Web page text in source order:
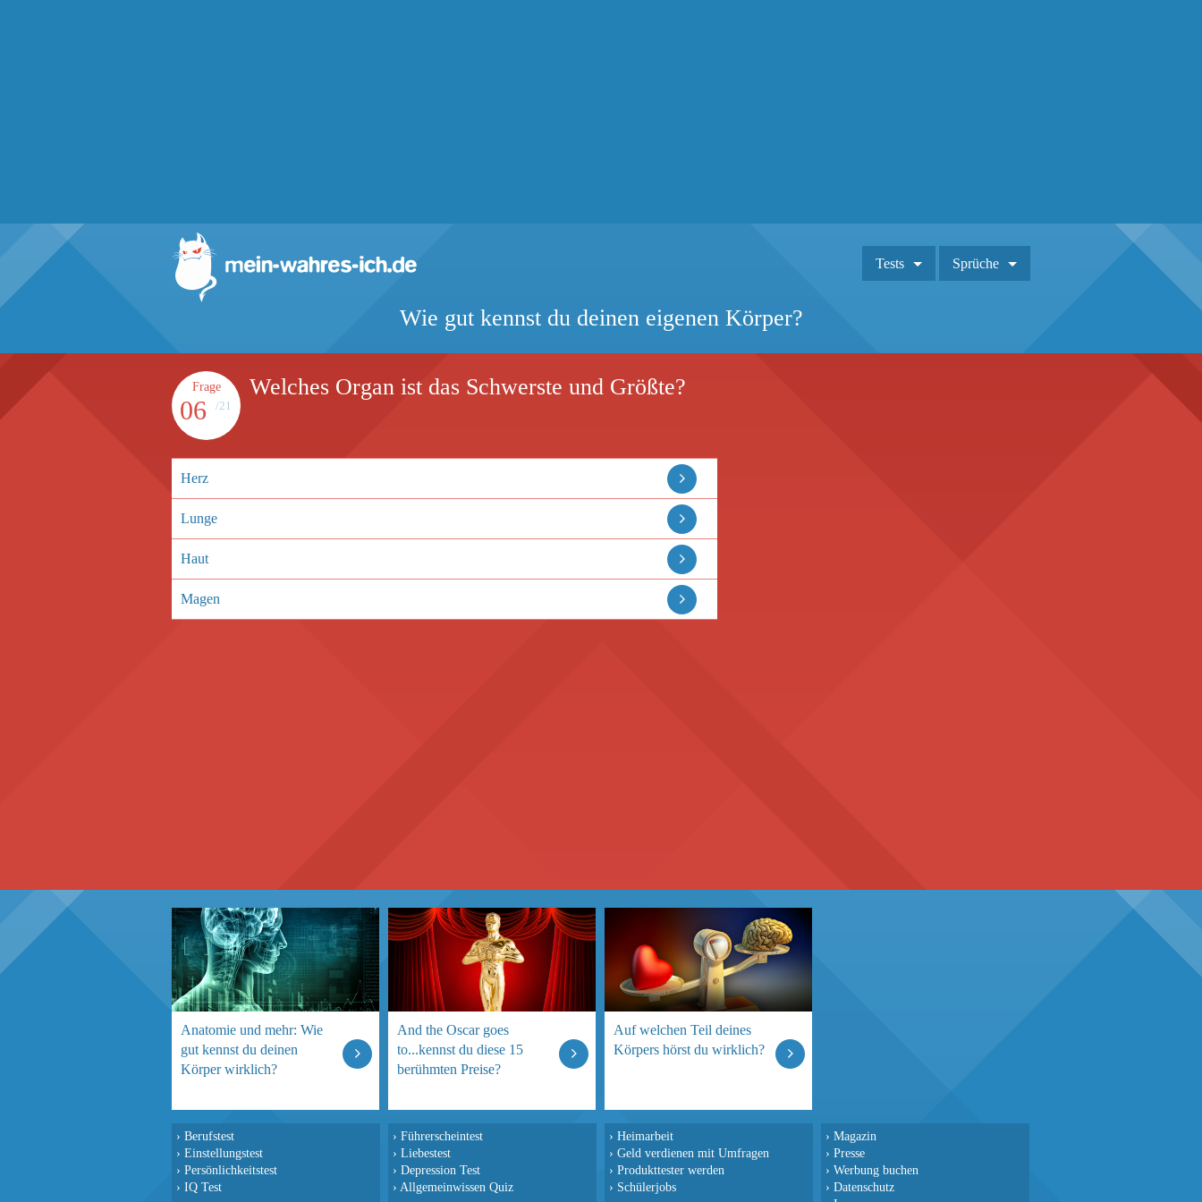
Tests Sprüche
Wie gut kennst du deinen eigenen Körper?
Frage
06 /21
Welches Organ ist das Schwerste und Größte?
Herz
Lunge
Haut
Magen
Anatomie und mehr: Wie
gut kennst du deinen
Körper wirklich?
And the Oscar goes
to...kennst du diese 15
berühmten Preise?
Auf welchen Teil deines
Körpers hörst du wirklich?
› Berufstest
› Einstellungstest
› Persönlichkeitstest
› IQ Test
› Führerscheintest
› Liebestest
› Depression Test
› Allgemeinwissen Quiz
› Heimarbeit
› Geld verdienen mit Umfragen
› Produkttester werden
› Schülerjobs
› Magazin
› Presse
› Werbung buchen
› Datenschutz